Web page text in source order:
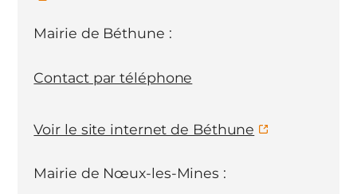
Mairie de Béthune :
Contact par téléphone
Voir le site internet de Béthune
Mairie de Nœux-les-Mines :